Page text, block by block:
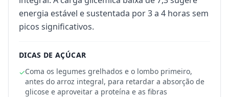
energia estável e sustentada por 3 a 4 horas sem
picos significativos.
DICAS DE AÇÚCAR
✓Coma os legumes grelhados e o lombo primeiro,
antes do arroz integral, para retardar a absorção de
glicose e aproveitar a proteína e as fibras